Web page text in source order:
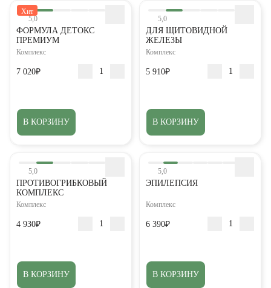
Хит
5,0
ФОРМУЛА ДЕТОКС
ПРЕМИУМ
Комплекс
7 020₽
В КОРЗИНУ
5,0
ДЛЯ ЩИТОВИДНОЙ
ЖЕЛЕЗЫ
Комплекс
5 910₽
В КОРЗИНУ
5,0
ПРОТИВОГРИБКОВЫЙ
КОМПЛЕКС
Комплекс
4 930₽
В КОРЗИНУ
5,0
ЭПИЛЕПСИЯ
Комплекс
6 390₽
В КОРЗИНУ